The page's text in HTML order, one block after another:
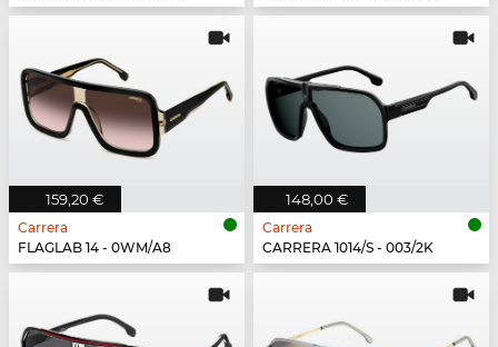
159,20 €
Carrera
FLAGLAB 14 - 0WM/A8
148,00 €
Carrera
CARRERA 1014/S - 003/2K